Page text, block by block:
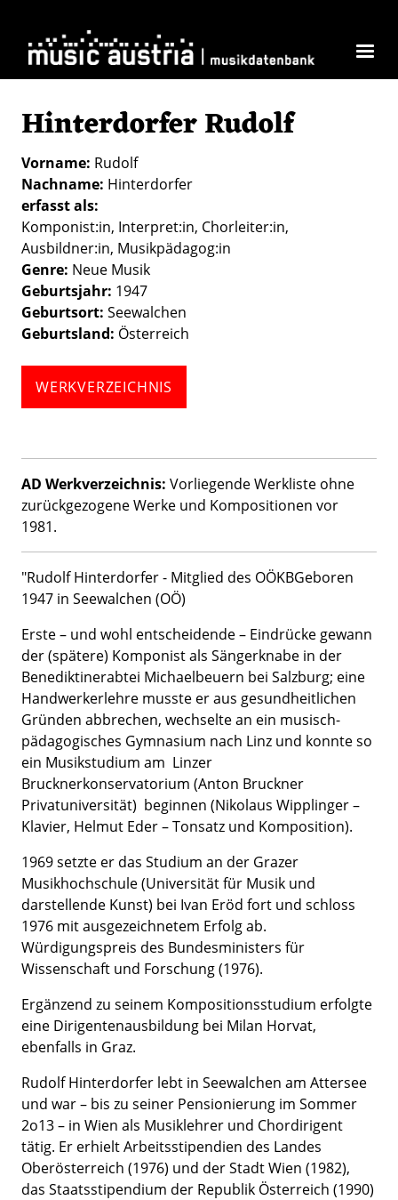
Hinterdorfer Rudolf
Vorname Rudolf
Nachname Hinterdorfer
erfasst als
Komponist:in Interpret:in Chorleiter:in
Ausbildner:in Musikpädagog:in
Genre Neue Musik
Geburtsjahr 1947
Geburtsort Seewalchen
Geburtsland Österreich
WERKVERZEICHNIS
AD Werkverzeichnis: Vorliegende Werkliste ohne
zurückgezogene Werke und Kompositionen vor
1981.
"Rudolf Hinterdorfer - Mitglied des OÖKBGeboren
1947 in Seewalchen (OÖ)
Erste – und wohl entscheidende – Eindrücke gewann
der (spätere) Komponist als Sängerknabe in der
Benediktinerabtei Michaelbeuern bei Salzburg; eine
Handwerkerlehre musste er aus gesundheitlichen
Gründen abbrechen, wechselte an ein musisch-
pädagogisches Gymnasium nach Linz und konnte so
ein Musikstudium am Linzer
Brucknerkonservatorium (Anton Bruckner
Privatuniversität) beginnen (Nikolaus Wipplinger –
Klavier, Helmut Eder – Tonsatz und Komposition).
1969 setzte er das Studium an der Grazer
Musikhochschule (Universität für Musik und
darstellende Kunst) bei Ivan Eröd fort und schloss
1976 mit ausgezeichnetem Erfolg ab.
Würdigungspreis des Bundesministers für
Wissenschaft und Forschung (1976).
Ergänzend zu seinem Kompositionsstudium erfolgte
eine Dirigentenausbildung bei Milan Horvat,
ebenfalls in Graz.
Rudolf Hinterdorfer lebt in Seewalchen am Attersee
und war – bis zu seiner Pensionierung im Sommer
2o13 – in Wien als Musiklehrer und Chordirigent
tätig. Er erhielt Arbeitsstipendien des Landes
Oberösterreich (1976) und der Stadt Wien (1982),
das Staatsstipendium der Republik Österreich (1990)